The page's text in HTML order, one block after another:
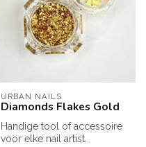
URBAN NAILS
Diamonds Flakes Gold
Handige tool of accessoire
voor elke nail artist.